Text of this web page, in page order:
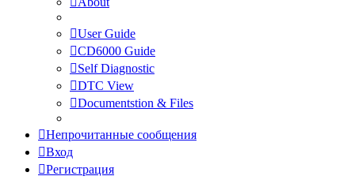
User Guide
CD6000 Guide
Self Diagnostic
DTC View
Documentstion & Files
Непрочитанные сообщения
Вход
Регистрация